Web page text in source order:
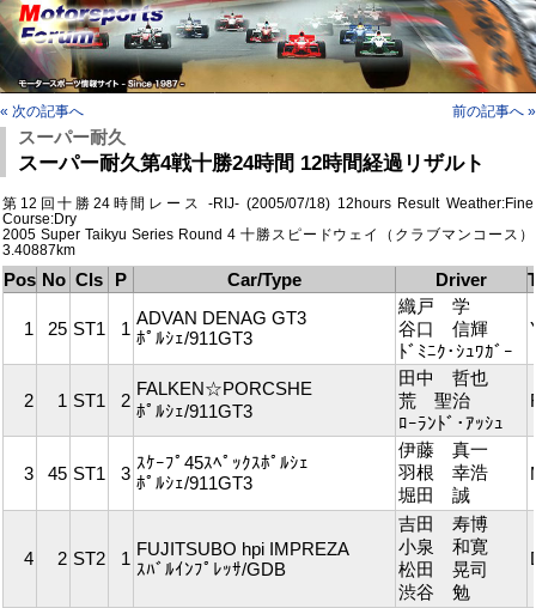
« 次の記事へ 前の記事へ »
スーパー耐久
スーパー耐久第4戦十勝24時間 12時間経過リザルト
第12回十勝24時間レース -RIJ- (2005/07/18) 12hours Result Weather:Fine
Course:Dry
2005 Super Taikyu Series Round 4 十勝スピードウェイ（クラブマンコース）
3.40887km
Pos No Cls P Car/Type Driver
1 25 ST1 1
ADVAN DENAG GT3
ﾎﾟﾙｼｪ/911GT3
織戸 学
谷口 信輝
ﾄﾞﾐﾆｸ･ｼｭﾜｶﾞｰ
2 1 ST1 2
FALKEN☆PORCSHE
ﾎﾟﾙｼｪ/911GT3
田中 哲也
荒 聖治
ﾛｰﾗﾝﾄﾞ･ｱｯｼｭ
3 45 ST1 3
ｽｹｰﾌﾟ45ｽﾍﾟｯｸｽﾎﾟﾙｼｪ
ﾎﾟﾙｼｪ/911GT3
伊藤 真一
羽根 幸浩
堀田 誠
4 2 ST2 1 FUJITSUBO hpi IMPREZA
ｽﾊﾞﾙｲﾝﾌﾟﾚｯｻ/GDB
吉田 寿博
小泉 和寛
松田 晃司
渋谷 勉